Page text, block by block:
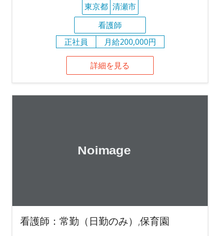
東京都 清瀬市
看護師
正社員
月給200,000円
詳細を見る
看護師：常勤（日勤のみ）,保育園